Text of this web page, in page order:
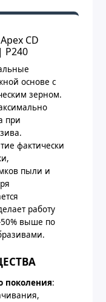
CD
P240
основе с
зерном.
при
фактически
пыли и
работу
50% выше по
поколения: